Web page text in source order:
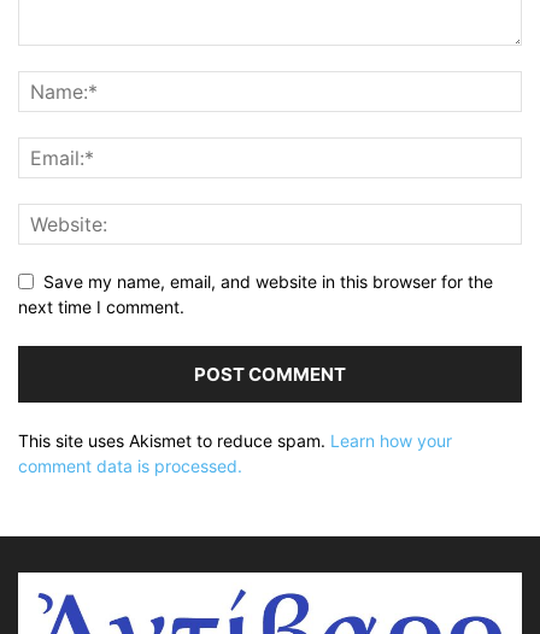
Save my name, email, and website in this browser for the
next time I comment.
This site uses Akismet to reduce spam. Learn how your
comment data is processed.